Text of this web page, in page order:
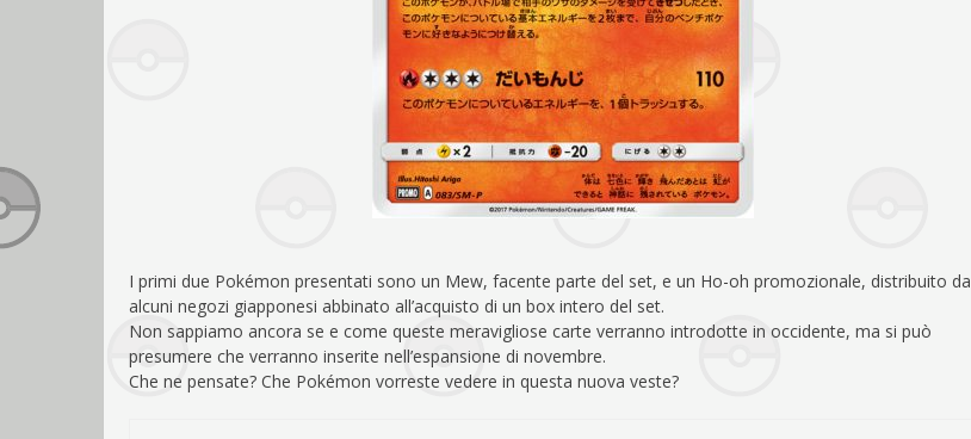
I primi due Pokémon presentati sono un Mew, facente parte del set, e un Ho-oh promozionale, distribuito da
alcuni negozi giapponesi abbinato all’acquisto di un box intero del set.
Non sappiamo ancora se e come queste meravigliose carte verranno introdotte in occidente, ma si può
presumere che verranno inserite nell’espansione di novembre.
Che ne pensate? Che Pokémon vorreste vedere in questa nuova veste?